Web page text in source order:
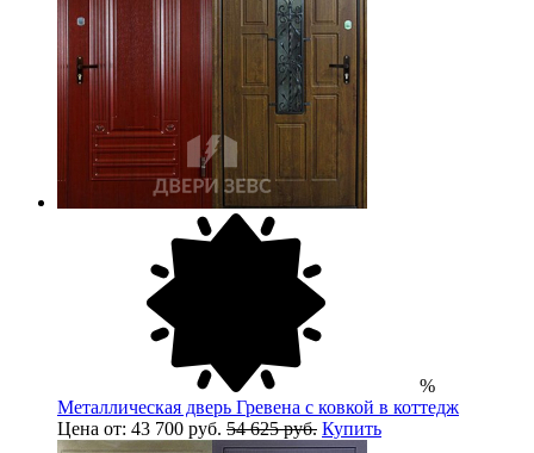
%
Металлическая дверь Гревена с ковкой в коттедж
Цена от: 43 700 руб. 54 625 руб. Купить